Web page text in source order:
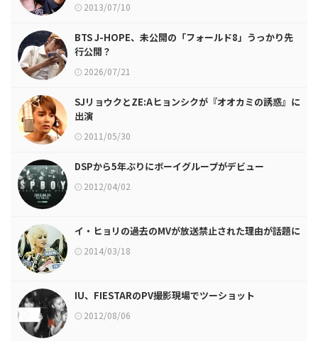
2013/07/10
BTS J-HOPE、未公開の「フォールド8」うっかり先
行公開？
2026/07/21
SJリョウクとZE:Aヒョンシクが『オオカミの誘惑』に
出演
2011/05/30
DSPから5年ぶりにボーイグループがデビュー
2012/04/02
イ・ヒョリの過去のMVが放送禁止された理由が話題に
2014/03/18
IU、FIESTARのPV撮影現場でツーショット
2012/08/06